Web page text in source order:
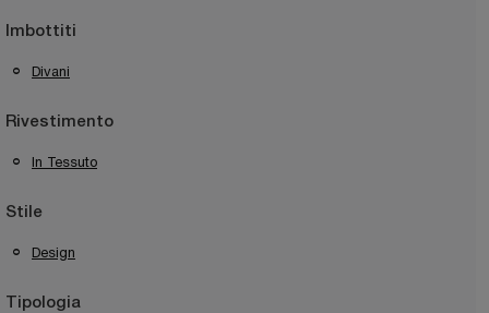
Imbottiti
Divani
Rivestimento
In Tessuto
Stile
Design
Tipologia